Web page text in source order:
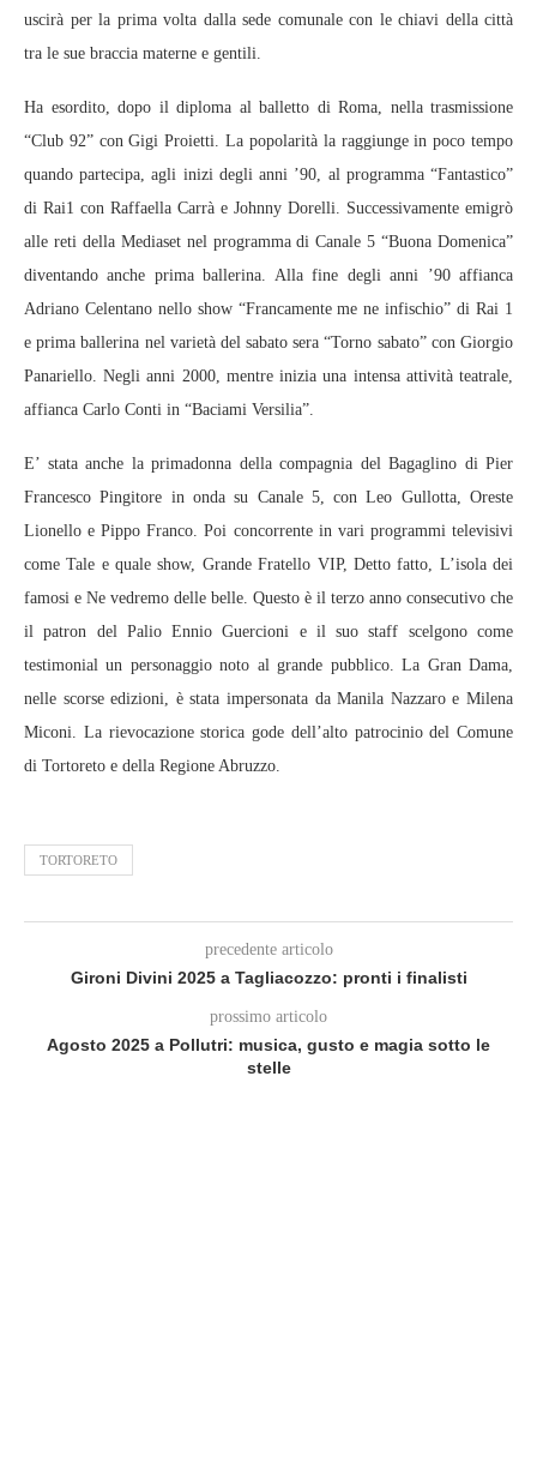
uscirà per la prima volta dalla sede comunale con le chiavi della città
tra le sue braccia materne e gentili.
Ha esordito, dopo il diploma al balletto di Roma, nella trasmissione
“Club 92” con Gigi Proietti. La popolarità la raggiunge in poco tempo
quando partecipa, agli inizi degli anni ’90, al programma “Fantastico”
di Rai1 con Raffaella Carrà e Johnny Dorelli. Successivamente emigrò
alle reti della Mediaset nel programma di Canale 5 “Buona Domenica”
diventando anche prima ballerina. Alla fine degli anni ’90 affianca
Adriano Celentano nello show “Francamente me ne infischio” di Rai 1
e prima ballerina nel varietà del sabato sera “Torno sabato” con Giorgio
Panariello. Negli anni 2000, mentre inizia una intensa attività teatrale,
affianca Carlo Conti in “Baciami Versilia”.
E’ stata anche la primadonna della compagnia del Bagaglino di Pier
Francesco Pingitore in onda su Canale 5, con Leo Gullotta, Oreste
Lionello e Pippo Franco. Poi concorrente in vari programmi televisivi
come Tale e quale show, Grande Fratello VIP, Detto fatto, L’isola dei
famosi e Ne vedremo delle belle. Questo è il terzo anno consecutivo che
il patron del Palio Ennio Guercioni e il suo staff scelgono come
testimonial un personaggio noto al grande pubblico. La Gran Dama,
nelle scorse edizioni, è stata impersonata da Manila Nazzaro e Milena
Miconi. La rievocazione storica gode dell’alto patrocinio del Comune
di Tortoreto e della Regione Abruzzo.
TORTORETO
precedente articolo
Gironi Divini 2025 a Tagliacozzo: pronti i finalisti
prossimo articolo
Agosto 2025 a Pollutri: musica, gusto e magia sotto le
stelle